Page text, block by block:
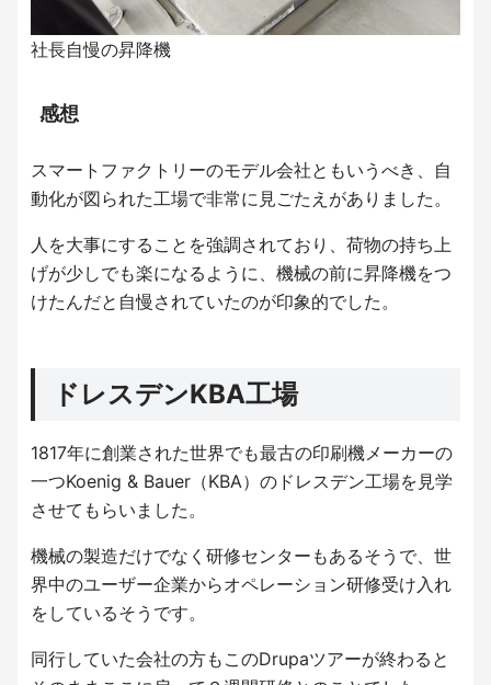
社長自慢の昇降機
感想
スマートファクトリーのモデル会社ともいうべき、自
動化が図られた工場で非常に見ごたえがありました。
人を大事にすることを強調されており、荷物の持ち上
げが少しでも楽になるように、機械の前に昇降機をつ
けたんだと自慢されていたのが印象的でした。
ドレスデンKBA工場
1817年に創業された世界でも最古の印刷機メーカーの
一つKoenig & Bauer（KBA）のドレスデン工場を見学
させてもらいました。
機械の製造だけでなく研修センターもあるそうで、世
界中のユーザー企業からオペレーション研修受け入れ
をしているそうです。
同行していた会社の方もこのDrupaツアーが終わると